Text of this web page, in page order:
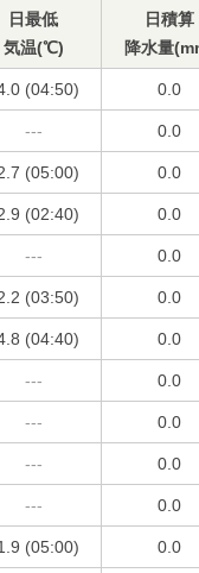
日最低
気温(℃)
日積算
降水量
(04:50) 0.0
--- 0.0
(05:00) 0.0
(02:40) 0.0
--- 0.0
(03:50) 0.0
(04:40) 0.0
--- 0.0
--- 0.0
--- 0.0
--- 0.0
(05:00) 0.0